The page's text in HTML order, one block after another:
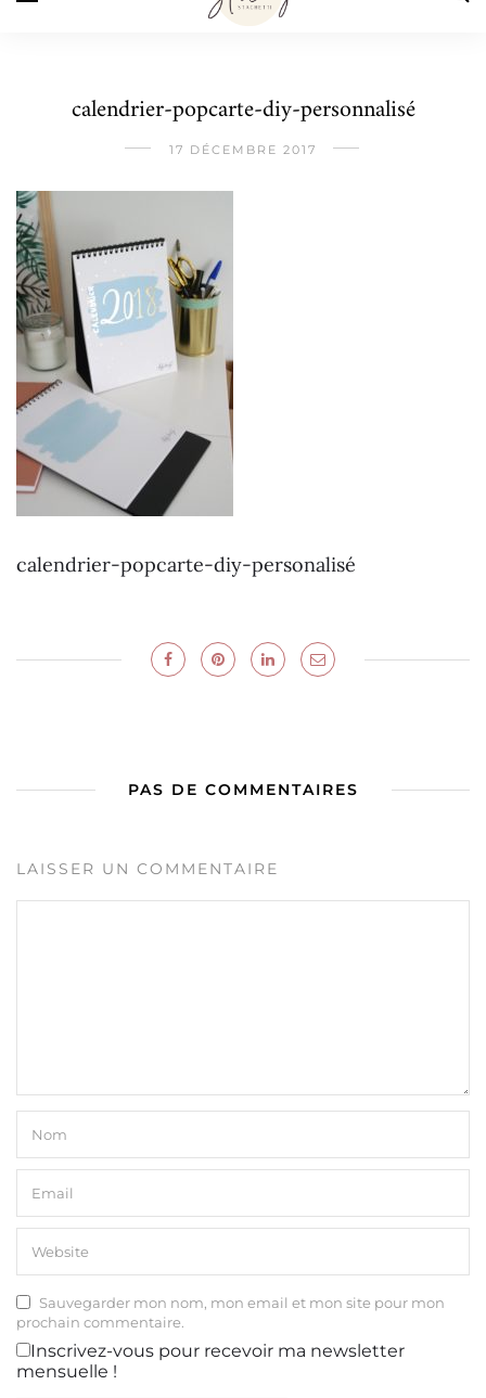
calendrier-popcarte-diy-personnalisé
17 DÉCEMBRE 2017
calendrier-popcarte-diy-personalisé
PAS DE COMMENTAIRES
LAISSER UN COMMENTAIRE
Sauvegarder mon nom, mon email et mon site pour mon
prochain commentaire.
Inscrivez-vous pour recevoir ma newsletter
mensuelle !